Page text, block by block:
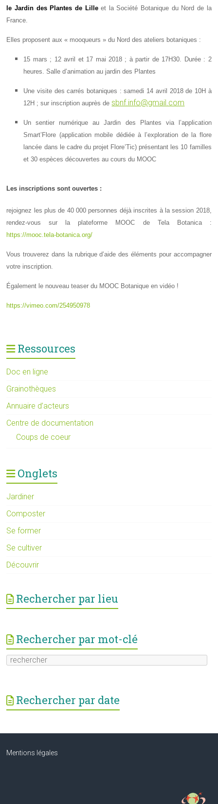
le Jardin des Plantes de Lille et la Société Botanique du Nord de la
France.
Elles proposent aux « mooqueurs » du Nord des ateliers botaniques :
15 mars ; 12 avril et 17 mai 2018 ; à partir de 17H30. Durée : 2
heures. Salle d’animation au jardin des Plantes
Une visite des carrés botaniques : samedi 14 avril 2018 de 10H à
12H ; sur inscription auprès desbnf.info@gmail.com
Un sentier numérique au Jardin des Plantes via l’application
Smart’Flore (application mobile dédiée à l’exploration de la flore
lancée dans le cadre du projet Flore’Tic) présentant les 10 familles
et 30 espèces découvertes au cours du MOOC
Les inscriptions sont ouvertes :
rejoignez les plus de 40 000 personnes déjà inscrites à la session 2018,
rendez-vous sur la plateforme MOOC de Tela Botanica :
https://mooc.tela-botanica.org/
Vous trouverez dans la rubrique d’aide des éléments pour accompagner
votre inscription.
Également le nouveau teaser du MOOC Botanique en vidéo !
https://vimeo.com/254950978
Ressources
Doc en ligne
Grainothèques
Annuaire d’acteurs
Centre de documentation
Coups de coeur
Onglets
Jardiner
Composter
Se former
Se cultiver
Découvrir
Rechercher par lieu
Rechercher par mot-clé
Rechercher par date
Mentions légales